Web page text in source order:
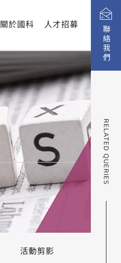
聯絡我們
RELATED QUERIES
關於國科 人才招募
活動剪影